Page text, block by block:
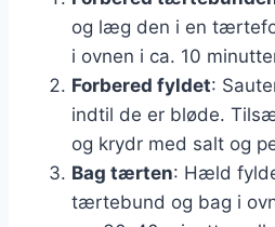
og læg den i en
i ovnen i ca. 10
Forbered fyldet:
indtil de er bløde.
og krydr med salt og
Bag tærten: Hæld
tærtebund og bag i